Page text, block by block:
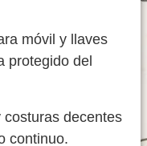
móvil y llaves
protegido del
costuras decentes
continuo.